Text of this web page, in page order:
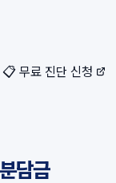
📋 무료 진단 신청
담금